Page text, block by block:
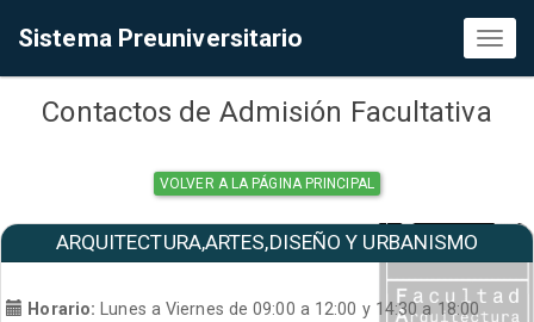
Sistema Preuniversitario
Contactos de Admisión Facultativa
VOLVER A LA PÁGINA PRINCIPAL
ARQUITECTURA,ARTES,DISEÑO Y URBANISMO
Horario:
Lunes a Viernes de 09:00 a 12:00 y 14:30 a 18:00